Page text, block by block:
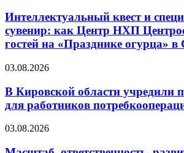
Интеллектуальный квест и
сувенир: как Центр НХП
гостей на «Празднике огурца» в
03.08.2026
В Кировской области учредили
для работников
03.08.2026